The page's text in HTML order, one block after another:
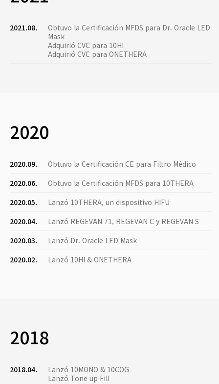
2021.08.
Obtuvo la Certificación MFDS para Dr. Oracle LED
Mask
Adquirió CVC para 10HI
Adquirió CVC para ONETHERA
2020
2020.09.
Obtuvo la Certificación CE para Filtro Médico
2020.06.
Obtuvo la Certificación MFDS para 10THERA
2020.05.
Lanzó 10THERA, un dispositivo HIFU
2020.04.
Lanzó REGEVAN 71, REGEVAN C y REGEVAN S
2020.03.
Lanzó Dr. Oracle LED Mask
2020.02.
Lanzó 10HI & ONETHERA
2018
2018.04.
Lanzó 10MONO & 10COG
Lanzó Tone up Fill